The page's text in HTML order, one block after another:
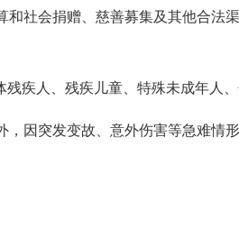
社会捐赠、慈善募集及其他合法
人、残疾儿童、特殊未成年人、
突发变故、意外伤害等急难情